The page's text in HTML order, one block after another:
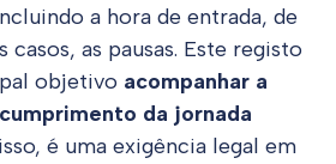
a hora de entrada, de
casos, as pausas. Este registo
objetivo acompanhar a
da jornada
é uma exigência legal em